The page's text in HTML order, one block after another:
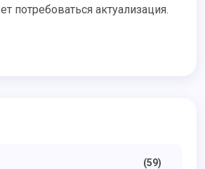
потребоваться актуализация.
(59)